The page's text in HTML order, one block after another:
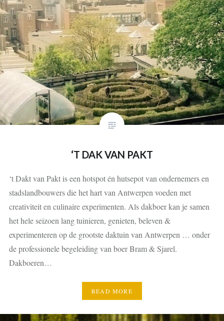
‘T DAK VAN PAKT
‘t Dakt van Pakt is een hotspot én hutsepot van ondernemers en
stadslandbouwers die het hart van Antwerpen voeden met
creativiteit en culinaire experimenten. Als dakboer kan je samen
het hele seizoen lang tuinieren, genieten, beleven &
experimenteren op de grootste daktuin van Antwerpen … onder
de professionele begeleiding van boer Bram & Sjarel.
Dakboeren…
READ MORE